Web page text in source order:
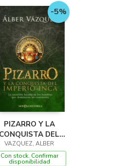
-5%
PIZARRO Y LA
CONQUISTA DEL
IMPERIO INCA
VAZQUEZ, ALBER
Con stock. Confirmar
disponibilidad